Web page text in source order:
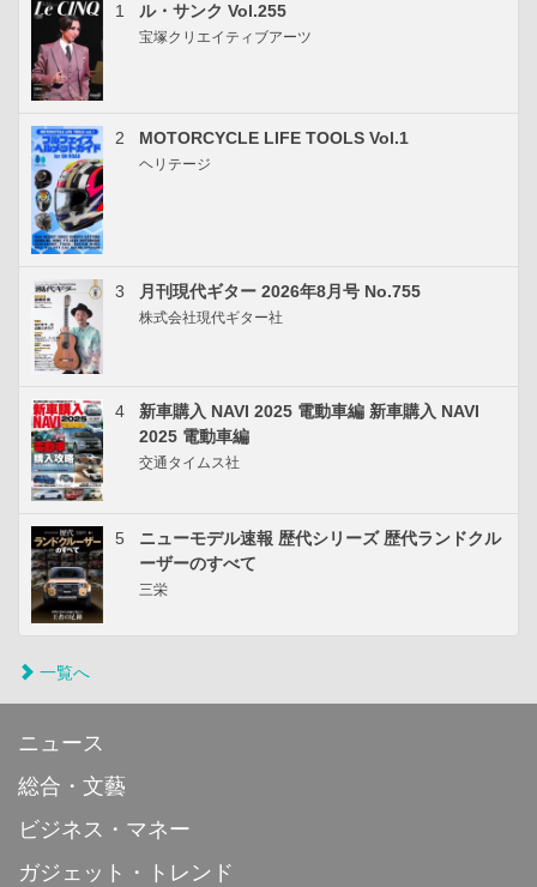
1 ル・サンク Vol.255
宝塚クリエイティブアーツ
2 MOTORCYCLE LIFE TOOLS Vol.1
ヘリテージ
3 月刊現代ギター 2026年8月号 No.755
株式会社現代ギター社
4
新車購入 NAVI 2025 電動車編 新車購入 NAVI
2025 電動車編
交通タイムス社
5
ニューモデル速報 歴代シリーズ 歴代ランドクル
ーザーのすべて
三栄
一覧へ
ニュース
総合・文藝
ビジネス・マネー
ガジェット・トレンド